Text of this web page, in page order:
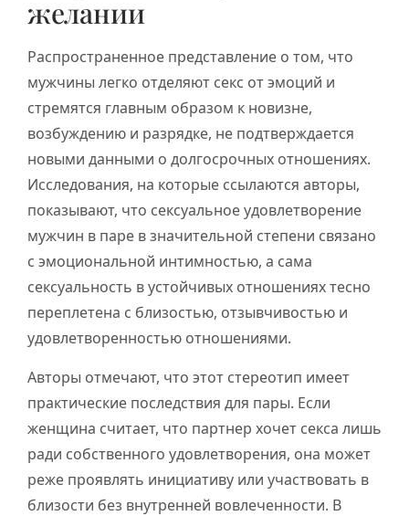
желании
Распространенное представление о том, что
мужчины легко отделяют секс от эмоций и
стремятся главным образом к новизне,
возбуждению и разрядке, не подтверждается
новыми данными о долгосрочных отношениях.
Исследования, на которые ссылаются авторы,
показывают, что сексуальное удовлетворение
мужчин в паре в значительной степени связано
с эмоциональной интимностью, а сама
сексуальность в устойчивых отношениях тесно
переплетена с близостью, отзывчивостью и
удовлетворенностью отношениями.
Авторы отмечают, что этот стереотип имеет
практические последствия для пары. Если
женщина считает, что партнер хочет секса лишь
ради собственного удовлетворения, она может
реже проявлять инициативу или участвовать в
близости без внутренней вовлеченности. В